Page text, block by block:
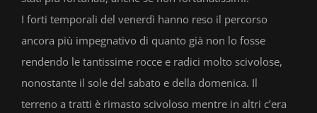
I forti temporali del venerdì hanno reso il percorso
ancora più impegnativo di quanto già non lo fosse
rendendo le tantissime rocce e radici molto scivolose,
nonostante il sole del sabato e della domenica. Il
terreno a tratti è rimasto scivoloso mentre in altri c’era